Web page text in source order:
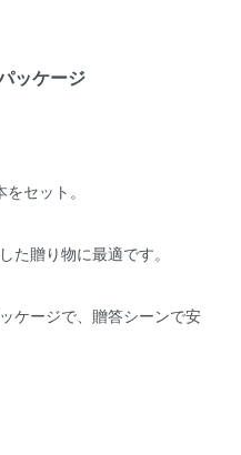
ッケージ
をセット。
た贈り物に最適です。
ケージで、贈答シーンで安